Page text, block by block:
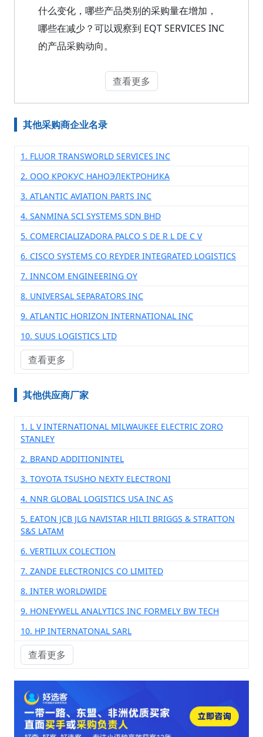
什么变化，哪些产品类别的采购量在增加，
哪些在减少？可以观察到 EQT SERVICES INC
的产品采购动向。
查看更多
其他采购商企业名录
1. FLUOR TRANSWORLD SERVICES INC
2. ООО КРОКУС НАНОЭЛЕКТРОНИКА
3. ATLANTIC AVIATION PARTS INC
4. SANMINA SCI SYSTEMS SDN BHD
5. COMERCIALIZADORA PALCO S DE R L DE C V
6. CISCO SYSTEMS CO REYDER INTEGRATED LOGISTICS
7. INNCOM ENGINEERING OY
8. UNIVERSAL SEPARATORS INC
9. ATLANTIC HORIZON INTERNATIONAL INC
10. SUUS LOGISTICS LTD
查看更多
其他供应商厂家
1. L V INTERNATIONAL MILWAUKEE ELECTRIC ZORO
STANLEY
2. BRAND ADDITIONINTEL
3. TOYOTA TSUSHO NEXTY ELECTRONI
4. NNR GLOBAL LOGISTICS USA INC AS
5. EATON JCB JLG NAVISTAR HILTI BRIGGS & STRATTON
S&S LATAM
6. VERTILUX COLECTION
7. ZANDE ELECTRONICS CO LIMITED
8. INTER WORLDWIDE
9. HONEYWELL ANALYTICS INC FORMELY BW TECH
10. HP INTERNATONAL SARL
查看更多